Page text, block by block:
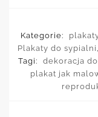
Kategorie:
Plakaty do sypialni
Tagi:
dekoracja
plakat jak